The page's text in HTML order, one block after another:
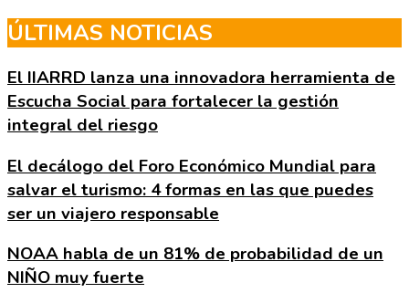
Skip
to
content
ÚLTIMAS NOTICIAS
El IIARRD lanza una innovadora herramienta de
Escucha Social para fortalecer la gestión
integral del riesgo
El decálogo del Foro Económico Mundial para
salvar el turismo: 4 formas en las que puedes
ser un viajero responsable
NOAA habla de un 81% de probabilidad de un
NIÑO muy fuerte